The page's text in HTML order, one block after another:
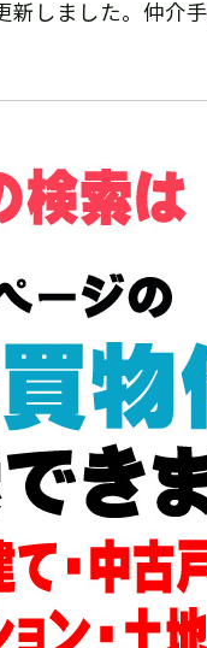
ました。仲介手